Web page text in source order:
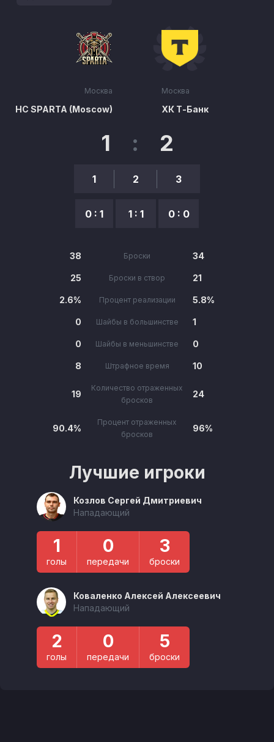
Москва
HC SPARTA (Moscow)
1 : 2
1
0 : 1
2
1 : 1
3
0 : 0
Москва
ХК Т-Банк
38 Броски 34
25 Броски в створ 21
2.6% Процент реализации 5.8%
0 Шайбы в большинстве 1
0 Шайбы в меньшинстве 0
8 Штрафное время 10
19
Количество отраженных
бросков
24
90.4%
Процент отраженных
бросков
96%
Лучшие игроки
Козлов Сергей Дмитриевич
Нападающий
1
голы
0
передачи
3
броски
Коваленко Алексей Алексеевич
Нападающий
2
голы
0
передачи
5
броски